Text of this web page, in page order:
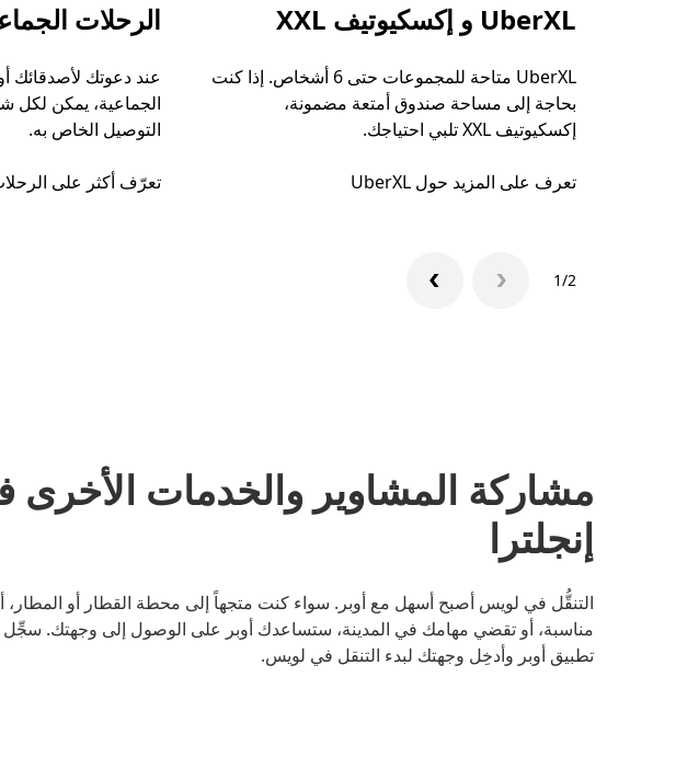
UberXL و إكسكيوتيف XXL
UberXL متاحة للمجموعات حتى 6 أشخاص. إذا كنت
بحاجة إلى مساحة صندوق أمتعة مضمونة،
إكسكيوتيف XXL تلبي احتياجك.
تعرف على المزيد حول UberXL
الرحلات
عند دعوتك لأصدقائك
الجماعية، يمكن لكل
التوصيل الخاص به.
تعرّف أكثر على
1/2
مشاركة المشاوير والخدمات
إنجلترا
التنقُّل في لويس أصبح أسهل مع أوبر. سواء كنت متجهاً إلى محطة القطار أو المطار،
مناسبة، أو تقضي مهامك في المدينة، ستساعدك أوبر على الوصول إلى وجهتك. سجِّل
تطبيق أوبر وأدخِل وجهتك لبدء التنقل في لويس.